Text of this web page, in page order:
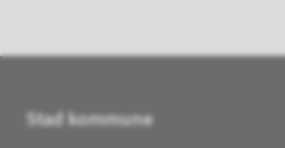
Stad kommune